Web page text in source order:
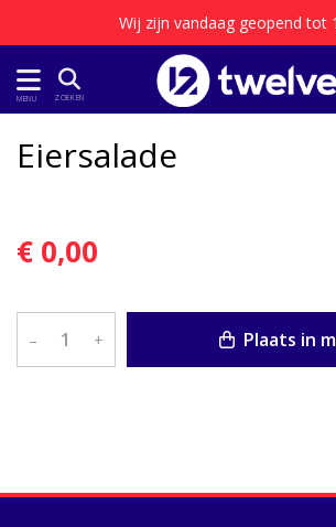
Wij zijn vandaag geopend tot
MENU ZOEKEN
Eiersalade
€ 0,00
– + Plaats in